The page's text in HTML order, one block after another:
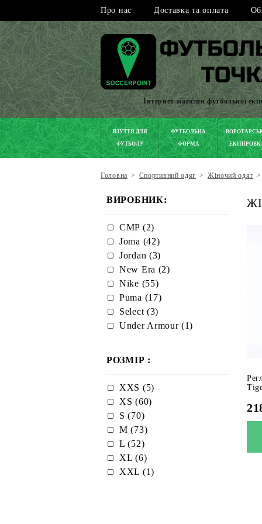
Про нас Доставка та оплата
Інтернет-магазин футбольної
ВЗУТТЯ ДЛЯ
ФУТБОЛУ
ФУТБОЛЬНА
ФОРМА
Головна > Спортивний одяг > Жіночий одяг >
ВИРОБНИК:
CMP (2)
Joma (42)
Jordan (3)
New Era (2)
Nike (55)
Puma (17)
Select (3)
Under Armour (1)
РОЗМІР :
XXS (5)
XS (60)
S (70)
M (73)
L (52)
XL (6)
XXL (1)